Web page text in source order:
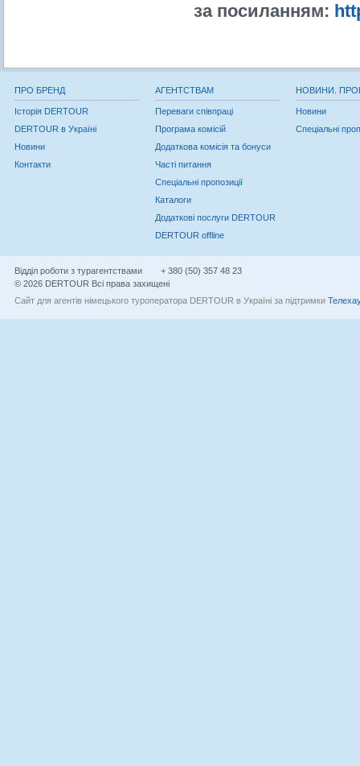
за посиланням:
ПРО БРЕНД
Історія DERTOUR
DERTOUR в Україні
Новини
Контакти
АГЕНТСТВАМ
Переваги співпраці
Програма комісій
Додаткова комісія та бонуси
Часті питання
Спеціальні пропозиції
Каталоги
Додаткові послуги DERTOUR
DERTOUR offline
НОВИНИ.
Новини
Спеціальні
Відділ роботи з турагентствами
+ 380 (50) 357 48 23
© 2026 DERTOUR Всі права захищені
Сайт для агентів німецького туроператора DERTOUR в Україні за підтримки